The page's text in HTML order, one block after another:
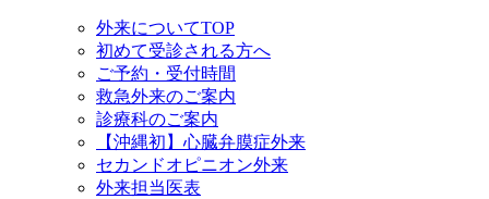
外来についてTOP
初めて受診される方へ
ご予約・受付時間
救急外来のご案内
診療科のご案内
【沖縄初】心臓弁膜症外来
セカンドオピニオン外来
外来担当医表